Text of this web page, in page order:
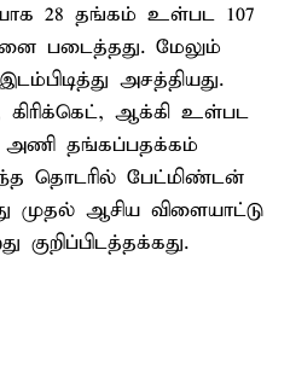
28 தங்கம் உள்பட 107
படைத்தது. மேலும்
அசத்தியது.
கிரிக்கெட், ஆக்கி உள்பட
அணி தங்கப்பதக்கம்
தொடரில் பேட்மிண்டன்
முதல் ஆசிய விளையாட்டு